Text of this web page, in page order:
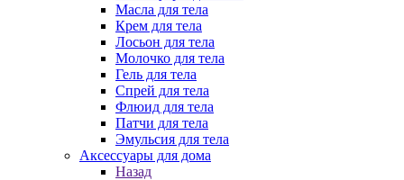
Масла для тела
Крем для тела
Лосьон для тела
Молочко для тела
Гель для тела
Спрей для тела
Флюид для тела
Патчи для тела
Эмульсия для тела
Аксессуары для дома
Назад